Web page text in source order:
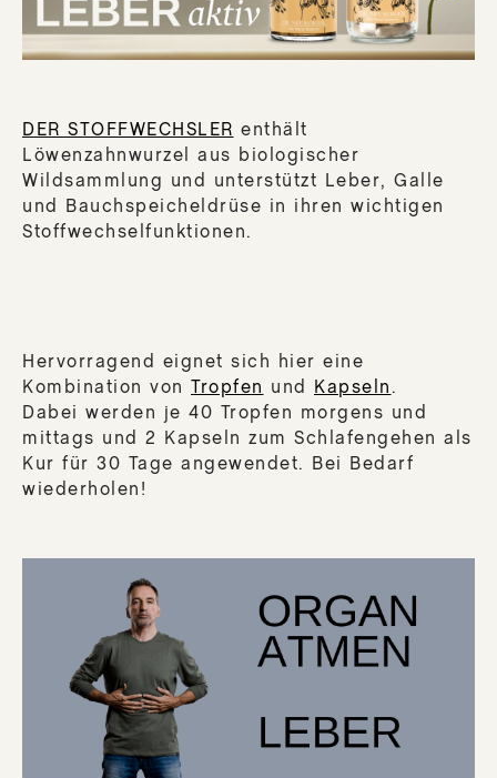
DER STOFFWECHSLER enthält
Löwenzahnwurzel aus biologischer
Wildsammlung und unterstützt Leber, Galle
und Bauchspeicheldrüse in ihren wichtigen
Stoffwechselfunktionen.
Hervorragend eignet sich hier eine
Kombination von Tropfen und Kapseln .
Dabei werden je 40 Tropfen morgens und
mittags und 2 Kapseln zum Schlafengehen als
Kur für 30 Tage angewendet. Bei Bedarf
wiederholen!